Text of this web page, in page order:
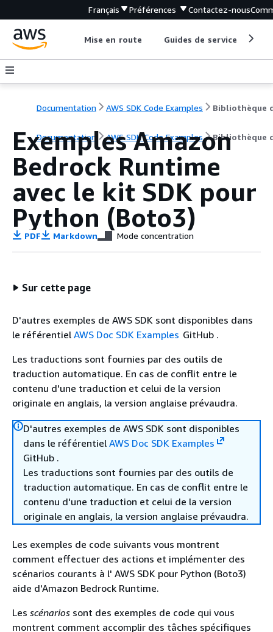
Français Préférences Contactez-nous
Mise en route Guides de service
Documentation AWS SDK Code Examples
Documentation AWS SDK Code Examples Bibliothèque
Exemples Amazon
Bedrock Runtime
avec le kit SDK pour
Python (Boto3)
PDF Markdown Mode concentration
Sur cette page
D'autres exemples de AWS SDK sont disponibles dans
le référentiel AWS Doc SDK Examples GitHub .
Les traductions sont fournies par des outils de
traduction automatique. En cas de conflit entre le
contenu d'une traduction et celui de la version
originale en anglais, la version anglaise prévaudra.
D'autres exemples de AWS SDK sont disponibles
dans le référentiel AWS Doc SDK Examples
GitHub .
Les traductions sont fournies par des outils de
traduction automatique. En cas de conflit entre le
contenu d'une traduction et celui de la version
originale en anglais, la version anglaise prévaudra.
Les exemples de code suivants vous montrent
comment effectuer des actions et implémenter des
scénarios courants à l' AWS SDK pour Python (Boto3)
aide d'Amazon Bedrock Runtime.
Les scénarios sont des exemples de code qui vous
montrent comment accomplir des tâches spécifiques